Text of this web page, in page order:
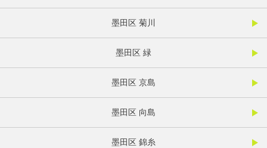
墨田区 菊川
墨田区 緑
墨田区 京島
墨田区 向島
墨田区 錦糸